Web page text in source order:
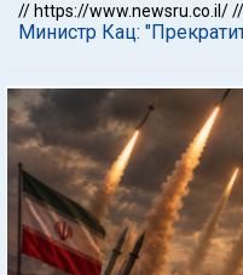
// https://www.newsru.co.il///
Министр Кац: